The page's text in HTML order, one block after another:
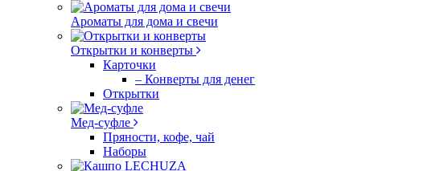
Ароматы для дома и свечи
Открытки и конверты
Карточки
– Конверты для денег
Открытки
Мед-суфле
Пряности, кофе, чай
Наборы